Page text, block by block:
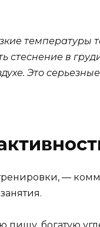
температуры
стеснение в
Это
тренировки, —